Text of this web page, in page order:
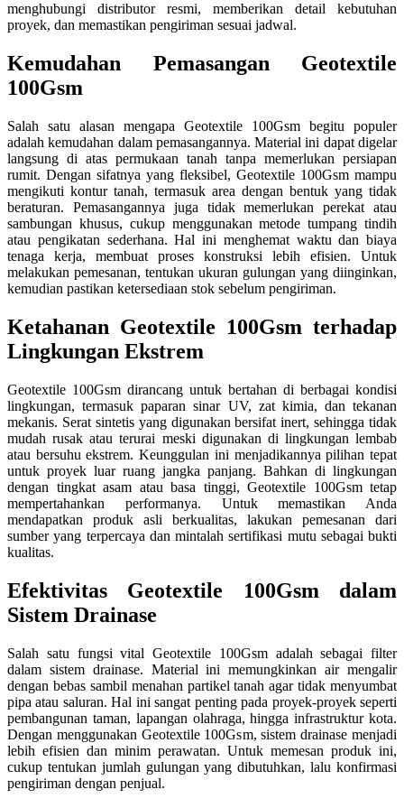
menghubungi distributor resmi, memberikan detail kebutuhan
proyek, dan memastikan pengiriman sesuai jadwal.
Kemudahan Pemasangan Geotextile
100Gsm
Salah satu alasan mengapa Geotextile 100Gsm begitu populer
adalah kemudahan dalam pemasangannya. Material ini dapat digelar
langsung di atas permukaan tanah tanpa memerlukan persiapan
rumit. Dengan sifatnya yang fleksibel, Geotextile 100Gsm mampu
mengikuti kontur tanah, termasuk area dengan bentuk yang tidak
beraturan. Pemasangannya juga tidak memerlukan perekat atau
sambungan khusus, cukup menggunakan metode tumpang tindih
atau pengikatan sederhana. Hal ini menghemat waktu dan biaya
tenaga kerja, membuat proses konstruksi lebih efisien. Untuk
melakukan pemesanan, tentukan ukuran gulungan yang diinginkan,
kemudian pastikan ketersediaan stok sebelum pengiriman.
Ketahanan Geotextile 100Gsm terhadap
Lingkungan Ekstrem
Geotextile 100Gsm dirancang untuk bertahan di berbagai kondisi
lingkungan, termasuk paparan sinar UV, zat kimia, dan tekanan
mekanis. Serat sintetis yang digunakan bersifat inert, sehingga tidak
mudah rusak atau terurai meski digunakan di lingkungan lembab
atau bersuhu ekstrem. Keunggulan ini menjadikannya pilihan tepat
untuk proyek luar ruang jangka panjang. Bahkan di lingkungan
dengan tingkat asam atau basa tinggi, Geotextile 100Gsm tetap
mempertahankan performanya. Untuk memastikan Anda
mendapatkan produk asli berkualitas, lakukan pemesanan dari
sumber yang terpercaya dan mintalah sertifikasi mutu sebagai bukti
kualitas.
Efektivitas Geotextile 100Gsm dalam
Sistem Drainase
Salah satu fungsi vital Geotextile 100Gsm adalah sebagai filter
dalam sistem drainase. Material ini memungkinkan air mengalir
dengan bebas sambil menahan partikel tanah agar tidak menyumbat
pipa atau saluran. Hal ini sangat penting pada proyek-proyek seperti
pembangunan taman, lapangan olahraga, hingga infrastruktur kota.
Dengan menggunakan Geotextile 100Gsm, sistem drainase menjadi
lebih efisien dan minim perawatan. Untuk memesan produk ini,
cukup tentukan jumlah gulungan yang dibutuhkan, lalu konfirmasi
pengiriman dengan penjual.